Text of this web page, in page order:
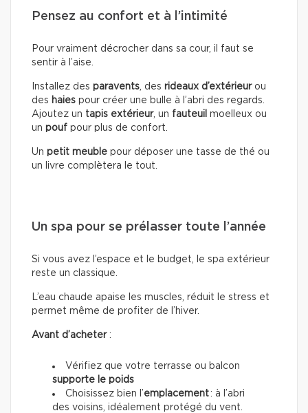
Pensez au confort et à l’intimité
Pour vraiment décrocher dans sa cour, il faut se
sentir à l’aise.
Installez des paravents , des rideaux d’extérieurou
des haies pour créer une bulle à l’abri des regards.
Ajoutez un tapis extérieur, un fauteuil moelleux ou
un pouf pour plus de confort.
Un petit meuble pour déposer une tasse de thé ou
un livre complètera le tout.
Un spa pour se prélasser toute l’année
Si vous avez l’espace et le budget, le spa extérieur
reste un classique.
L’eau chaude apaise les muscles, réduit le stress et
permet même de profiter de l’hiver.
Avant d’acheter :
Vérifiez que votre terrasse ou balcon
supporte le poids
Choisissez bien l’emplacement: à l’abri
des voisins, idéalement protégé du vent.